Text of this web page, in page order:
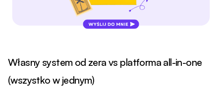
Własny system od zera vs platforma all-in-one
(wszystko w jednym)